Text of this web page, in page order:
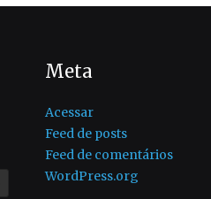
Meta
Acessar
Feed de posts
Feed de comentários
WordPress.org